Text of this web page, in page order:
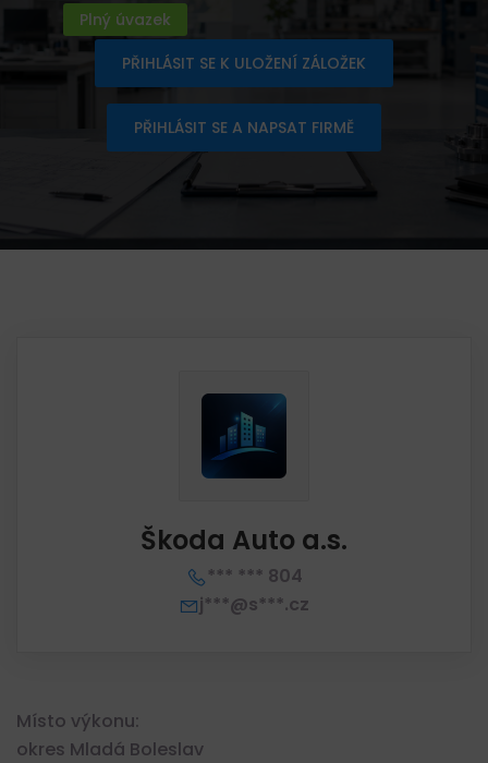
Plný úvazek
PŘIHLÁSIT SE K ULOŽENÍ ZÁLOŽEK
PŘIHLÁSIT SE A NAPSAT FIRMĚ
Škoda Auto a.s.
*** *** 804
j***@s***.cz
Místo výkonu:
okres Mladá Boleslav